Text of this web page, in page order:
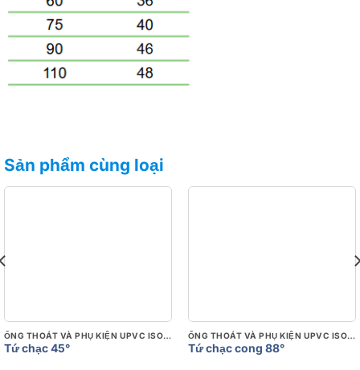
Sản phẩm cùng loại
ỐNG THOÁT VÀ PHỤ KIỆN UPVC ISO 3633
Tứ chạc 45°
ỐNG THOÁT VÀ PHỤ KIỆN UPVC ISO 3633
Tứ chạc cong 88°